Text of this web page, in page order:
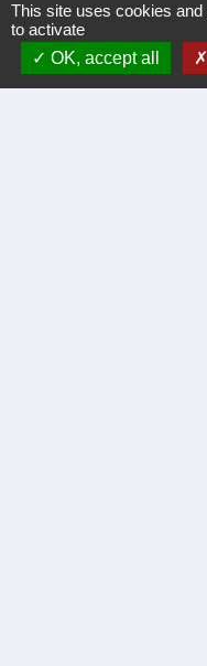
Dans quels cas la
pertinente ?open_in_new
Bpifrance Création
This site uses cookies
to activate
OK, accept all